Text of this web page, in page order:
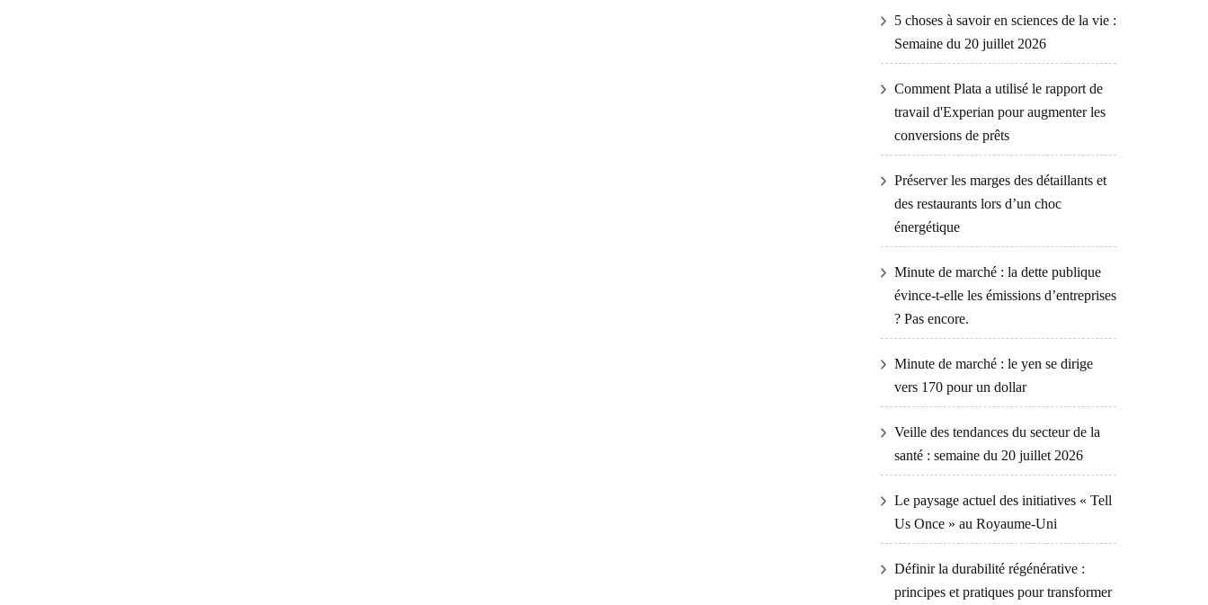
5 choses à savoir en sciences de la vie :
Semaine du 20 juillet 2026
Comment Plata a utilisé le rapport de
travail d'Experian pour augmenter les
conversions de prêts
Préserver les marges des détaillants et
des restaurants lors d’un choc
énergétique
Minute de marché : la dette publique
évince-t-elle les émissions d’entreprises
? Pas encore.
Minute de marché : le yen se dirige
vers 170 pour un dollar
Veille des tendances du secteur de la
santé : semaine du 20 juillet 2026
Le paysage actuel des initiatives « Tell
Us Once » au Royaume-Uni
Définir la durabilité régénérative :
principes et pratiques pour transformer